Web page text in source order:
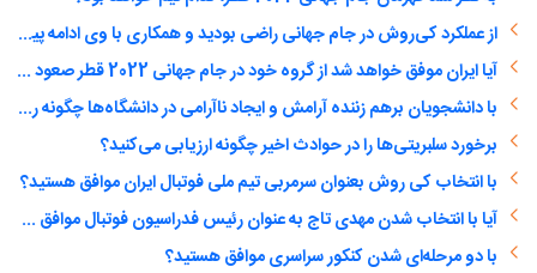
از عملکرد کی‌روش در جام جهانی راضی بودید و همکاری با وی ادامه پیدا کند؟
آیا ایران موفق خواهد شد از گروه خود در جام جهانی 2022 قطر صعود کند؟
با دانشجویان برهم زننده آرامش و ایجاد ناآرامی در دانشگاه‌ها چگونه رفتار شود؟
برخورد سلبریتی‌ها را در حوادث اخیر چگونه ارزیابی می‌کنید؟
با انتخاب کی روش بعنوان سرمربی تیم ملی فوتبال ایران موافق هستید؟
آیا با انتخاب شدن مهدی تاج به عنوان رئیس فدراسیون فوتبال موافق هستید؟
با دو مرحله‌ای شدن کنکور سراسری موافق هستید؟